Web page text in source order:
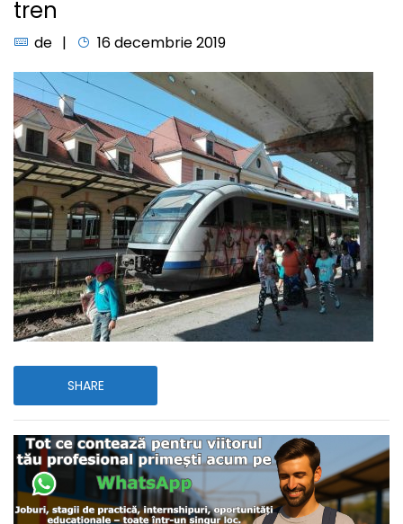
tren
de 16 decembrie 2019
SHARE